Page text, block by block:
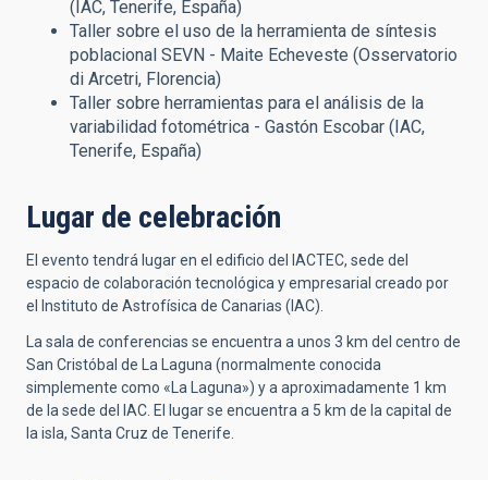
(IAC, Tenerife, España)
Taller sobre el uso de la herramienta de síntesis
poblacional SEVN - Maite Echeveste (Osservatorio
di Arcetri, Florencia)
Taller sobre herramientas para el análisis de la
variabilidad fotométrica - Gastón Escobar (IAC,
Tenerife, España)
Lugar de celebración
El evento tendrá lugar en el edificio del IACTEC, sede del
espacio de colaboración tecnológica y empresarial creado por
el Instituto de Astrofísica de Canarias (IAC).
La sala de conferencias se encuentra a unos 3 km del centro de
San Cristóbal de La Laguna (normalmente conocida
simplemente como «La Laguna») y a aproximadamente 1 km
de la sede del IAC. El lugar se encuentra a 5 km de la capital de
la isla, Santa Cruz de Tenerife.